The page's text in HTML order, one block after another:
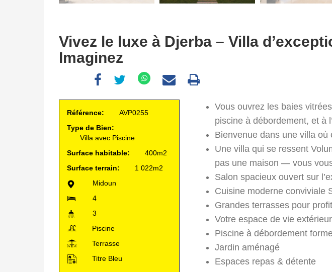
Vivez le luxe à Djerba – Villa
Imaginez
Référence:
AVP0255
Type de Bien:
Villa avec Piscine
Surface habitable:
400m2
Surface terrain:
1 022m2
Midoun
4
3
Piscine
Terrasse
Titre Bleu
Vous ouvrez les baies
piscine à débordement, et à
Bienvenue dans une villa où
Une villa qui se ressent
pas une maison — vous
Salon spacieux ouvert sur
Cuisine moderne conviviale
Grandes terrasses pour
Votre espace de vie
Piscine à débordement
Jardin aménagé
Espaces repas & détente